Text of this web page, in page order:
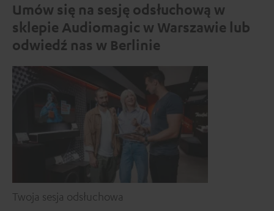
Umów się na sesję odsłuchową w
sklepie Audiomagic w Warszawie lub
odwiedź nas w Berlinie
Twoja sesja odsłuchowa